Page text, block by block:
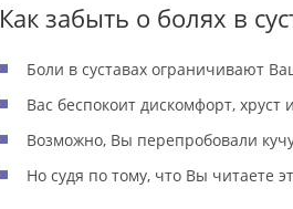
Как забыть о болях в
Боли в суставах ограничивают
Вас беспокоит дискомфорт, хруст
Возможно, Вы перепробовали
Но судя по тому, что Вы читаете